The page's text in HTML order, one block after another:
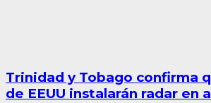
Trinidad y Tobago confirma
de EEUU instalarán radar en